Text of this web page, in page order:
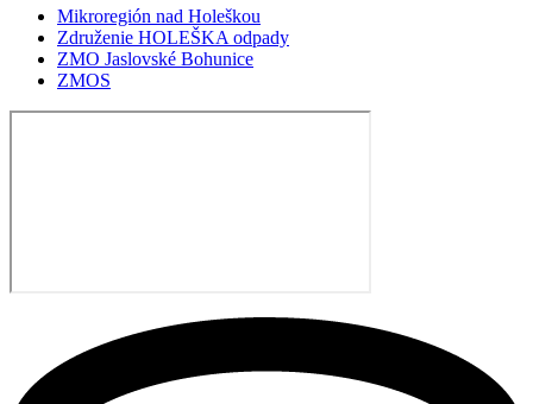
Mikroregión nad Holeškou
Združenie HOLEŠKA odpady
ZMO Jaslovské Bohunice
ZMOS